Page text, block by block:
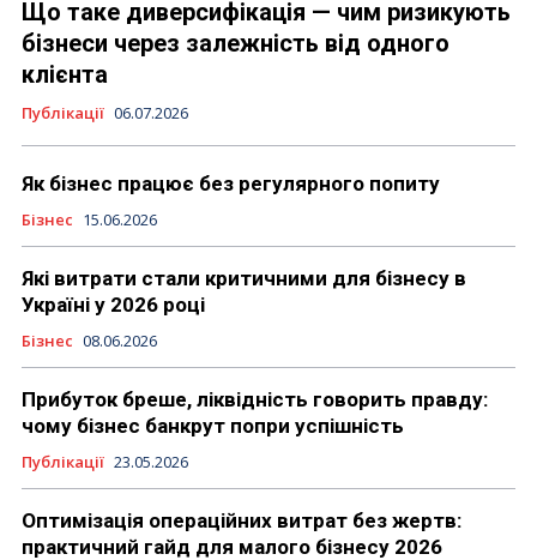
Що таке диверсифікація — чим ризикують
бізнеси через залежність від одного
клієнта
Публікації 06.07.2026
Як бізнес працює без регулярного попиту
Бізнес 15.06.2026
Які витрати стали критичними для бізнесу в
Україні у 2026 році
Бізнес 08.06.2026
Прибуток бреше, ліквідність говорить правду:
чому бізнес банкрут попри успішність
Публікації 23.05.2026
Оптимізація операційних витрат без жертв:
практичний гайд для малого бізнесу 2026